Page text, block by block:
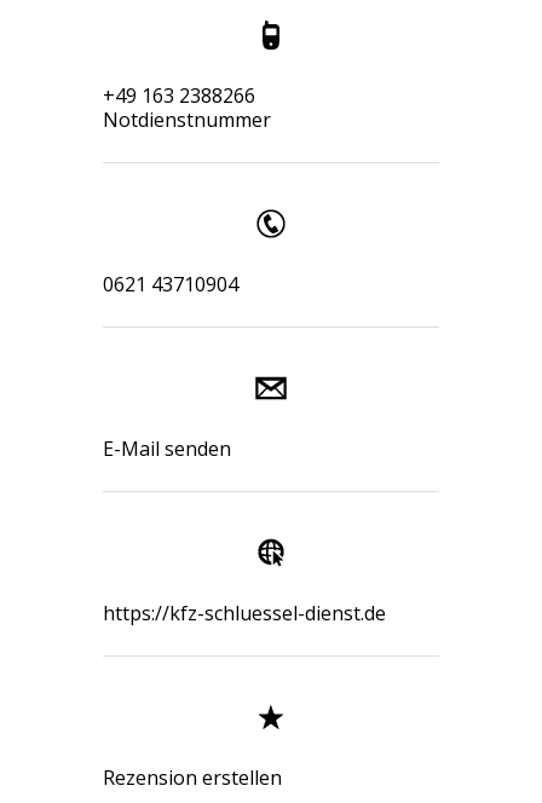
+49 163 2388266
Notdienstnummer
0621 43710904
E-Mail senden
https://kfz-schluessel-dienst.de
Rezension erstellen